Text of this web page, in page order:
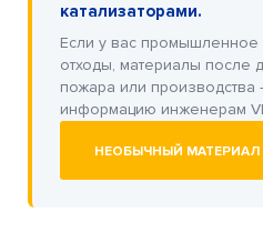
катализаторами.
Если у вас промышленное
отходы, материалы после
пожара или производства
информацию инженерам
НЕОБЫЧНЫЙ МАТЕРИАЛ